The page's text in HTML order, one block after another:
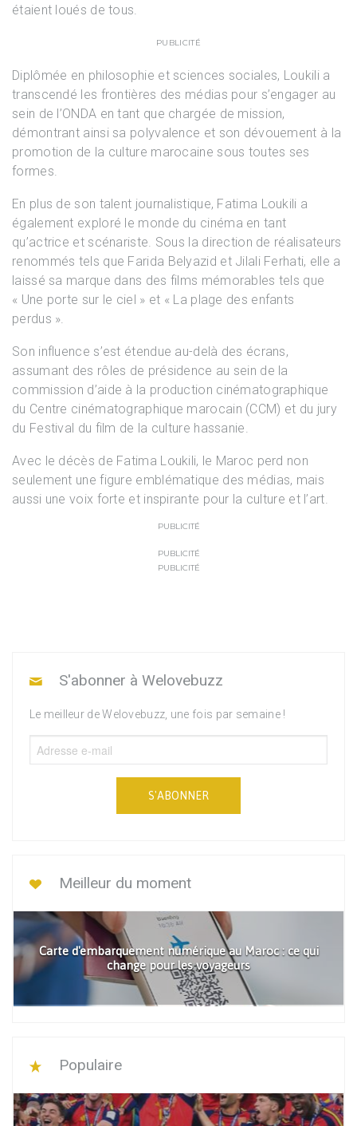
étaient loués de tous.
PUBLICITÉ
Diplômée en philosophie et sciences sociales, Loukili a
transcendé les frontières des médias pour s’engager au
sein de l’ONDA en tant que chargée de mission,
démontrant ainsi sa polyvalence et son dévouement à la
promotion de la culture marocaine sous toutes ses
formes.
En plus de son talent journalistique, Fatima Loukili a
également exploré le monde du cinéma en tant
qu’actrice et scénariste. Sous la direction de réalisateurs
renommés tels que Farida Belyazid et Jilali Ferhati, elle a
laissé sa marque dans des films mémorables tels que
« Une porte sur le ciel » et « La plage des enfants
perdus ».
Son influence s’est étendue au-delà des écrans,
assumant des rôles de présidence au sein de la
commission d’aide à la production cinématographique
du Centre cinématographique marocain (CCM) et du jury
du Festival du film de la culture hassanie.
Avec le décès de Fatima Loukili, le Maroc perd non
seulement une figure emblématique des médias, mais
aussi une voix forte et inspirante pour la culture et l’art.
PUBLICITÉ
PUBLICITÉ
PUBLICITÉ
S'abonner à Welovebuzz
Le meilleur de Welovebuzz, une fois par semaine !
S'ABONNER
Meilleur du moment
Carte d'embarquement numérique au Maroc : ce qui
change pour les voyageurs
Populaire